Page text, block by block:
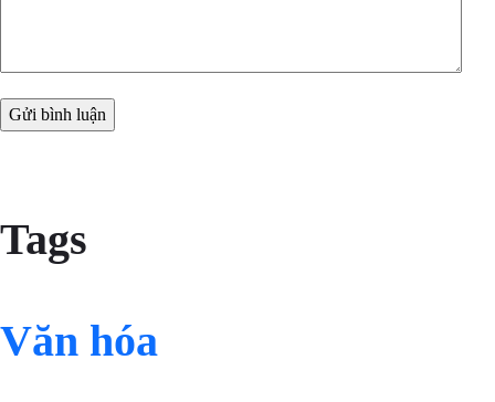
Tags
Văn hóa